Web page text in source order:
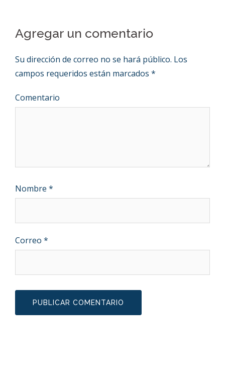
Agregar un comentario
Su dirección de correo no se hará público. Los
campos requeridos están marcados *
Comentario
Nombre *
Correo *